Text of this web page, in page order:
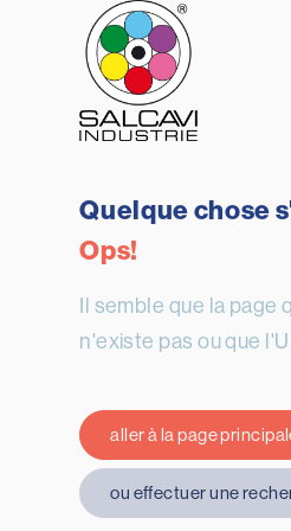
Quelque chose
Ops!
Il semble que la
n'existe pas ou que
aller à la page
ou effectuer une